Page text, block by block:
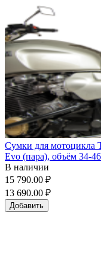
Сумки для мотоцикла
Evo (пара), объём 34-
В наличии
15 790.00 ₽
13 690.00 ₽
Добавить